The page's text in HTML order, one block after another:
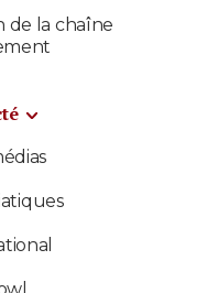
de la chaîne